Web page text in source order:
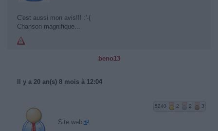
C'est aussi mon avis!!! :'-(
Chanson magnifique...
beno13
Il y a 20 an(s) 8 mois à 12:04
5240 2 2 3
Site web